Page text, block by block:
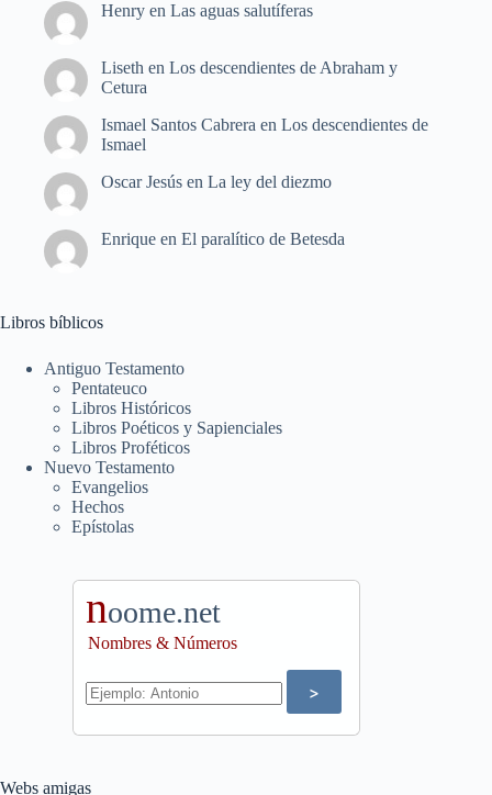
Henry en Las aguas salutíferas
Liseth en Los descendientes de Abraham y
Cetura
Ismael Santos Cabrera en Los descendientes de
Ismael
Oscar Jesús en La ley del diezmo
Enrique en El paralítico de Betesda
Libros bíblicos
Antiguo Testamento
Pentateuco
Libros Históricos
Libros Poéticos y Sapienciales
Libros Proféticos
Nuevo Testamento
Evangelios
Hechos
Epístolas
noome.net
Nombres & Números
Webs amigas